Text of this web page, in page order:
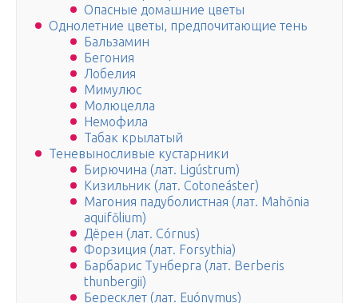
Опасные домашние цветы
Однолетние цветы, предпочитающие тень
Бальзамин
Бегония
Лобелия
Мимулюс
Молюцелла
Немофила
Табак крылатый
Теневыносливые кустарники
Бирючина (лат. Ligústrum)
Кизильник (лат. Cotoneáster)
Магония падуболистная (лат. Mahōnia
aquifōlium)
Дёрен (лат. Córnus)
Форзиция (лат. Forsythia)
Барбарис Тунберга (лат. Berberis
thunbergii)
Бересклет (лат. Euónymus)